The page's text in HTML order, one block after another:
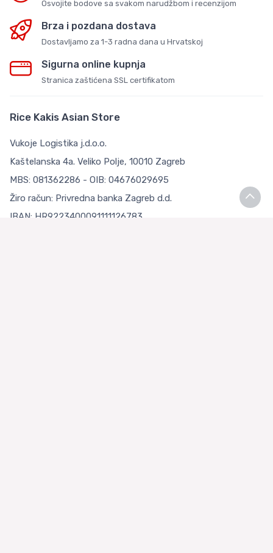
Osvojite bodove sa svakom narudžbom i recenzijom
Brza i pozdana dostava
Dostavljamo za 1-3 radna dana u Hrvatskoj
Sigurna online kupnja
Stranica zaštićena SSL certifikatom
Rice Kakis Asian Store
Vukoje Logistika j.d.o.o.
Kaštelanska 4a. Veliko Polje, 10010 Zagreb
MBS: 081362286 - OIB: 04676029695
Žiro račun: Privredna banka Zagreb d.d.
IBAN: HR9223400091111126783